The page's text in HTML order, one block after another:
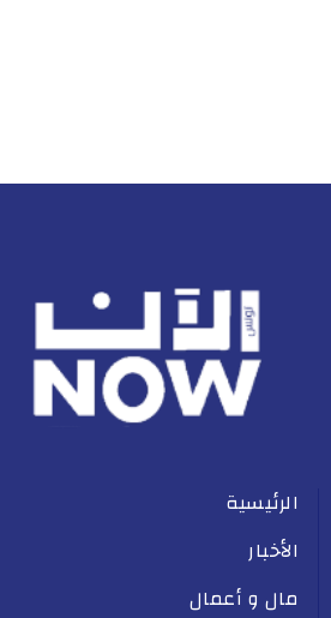
الرئيسية
الأخبار
مال و أعمال